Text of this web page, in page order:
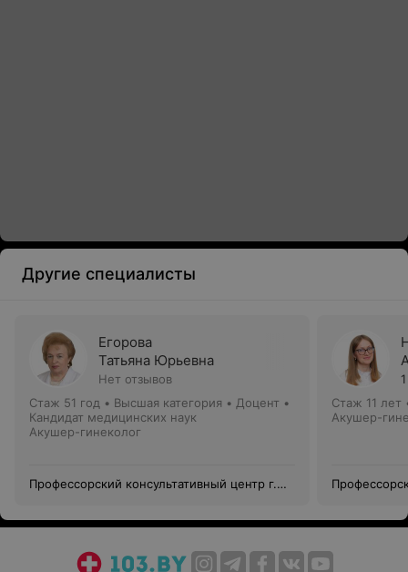
Другие специалисты
Егорова
Татьяна Юрьевна
Нет отзывов
Стаж 51 год • Высшая категория • Доцент •
Кандидат медицинских наук
Акушер-гинеколог
Профессорский консультативный центр г.
Стаж 11 лет
Акушер-